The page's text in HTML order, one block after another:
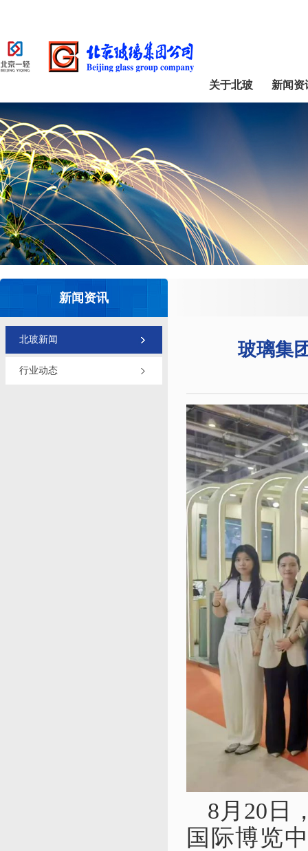
关于北玻 新闻资
新闻资讯
北玻新闻
行业动态
玻璃集
8月20日
国际博览